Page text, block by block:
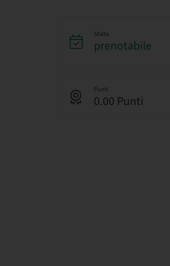
Stato
prenotabile
Punti
0.00 Punti